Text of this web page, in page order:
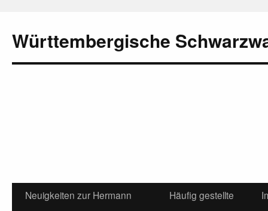
Württembergische
Neuigkeiten zur Hermann
Häufig gestellte